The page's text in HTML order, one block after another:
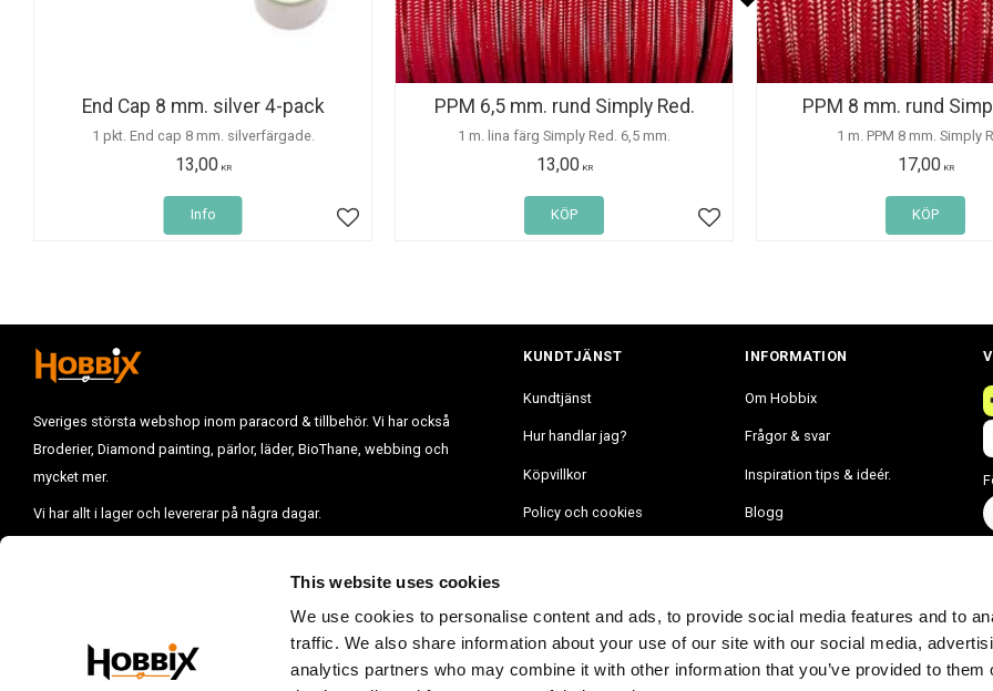
This website uses cookies
We use cookies to personalise content and ads, to provide social media features and to
traffic. We also share information about your use of our site with our social media,
analytics partners who may combine it with other information that you’ve provided to them
End Cap 8 mm. silver 4-pack
1 pkt. End cap 8 mm. silverfärgade.
13,00KR
Lägg till i favoriter
Info
PPM 6,5 mm. rund Simply Red.
1 m. lina färg Simply Red. 6,5 mm.
13,00KR
Lägg till i favoriter
KÖP
PPM 8 mm. rund
1 m. PPM 8 mm.
17,00KR
KÖP
Sveriges största webshop inom paracord & tillbehör. Vi har också
Broderier, Diamond painting, pärlor, läder, BioThane, webbing och
mycket mer.
Vi har allt i lager och levererar på några dagar.
Öppettider:
Vill du göra ett besök på vårt lager, kontakta oss innan.
KUNDTJÄNST
Kundtjänst
Hur handlar jag?
Köpvillkor
Policy och cookies
INFORMATION
Om Hobbix
Frågor & svar
Inspiration tips & ideér.
Blogg